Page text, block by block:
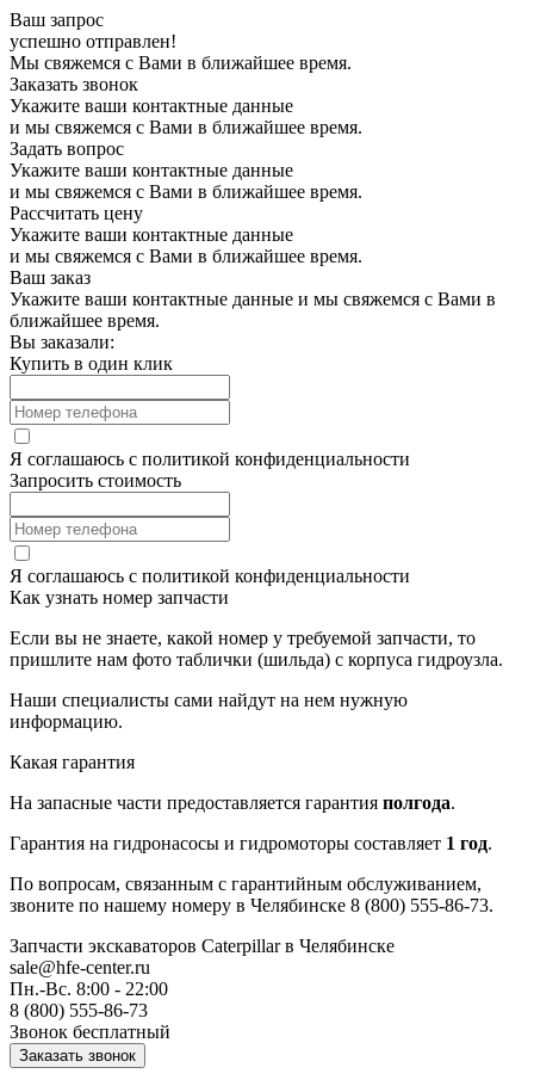
Ваш запрос
успешно отправлен!
Мы свяжемся с Вами в ближайшее время.
Заказать звонок
Укажите ваши контактные данные
и мы свяжемся с Вами в ближайшее время.
Задать вопрос
Укажите ваши контактные данные
и мы свяжемся с Вами в ближайшее время.
Рассчитать цену
Укажите ваши контактные данные
и мы свяжемся с Вами в ближайшее время.
Ваш заказ
Укажите ваши контактные данные и мы свяжемся с Вами в
ближайшее время.
Вы заказали:
Купить в один клик
Я соглашаюсь с политикой конфиденциальности
Запросить стоимость
Я соглашаюсь с политикой конфиденциальности
Как узнать номер запчасти
Если вы не знаете, какой номер у требуемой запчасти, то
пришлите нам фото таблички (шильда) с корпуса гидроузла.
Наши специалисты сами найдут на нем нужную
информацию.
Какая гарантия
На запасные части предоставляется гарантия полгода.
Гарантия на гидронасосы и гидромоторы составляет 1 год.
По вопросам, связанным с гарантийным обслуживанием,
звоните по нашему номеру в Челябинске 8 (800) 555-86-73.
Запчасти экскаваторов Caterpillarв Челябинске
sale@hfe-center.ru
Пн.-Вс. 8:00 - 22:00
8 (800) 555-86-73
Звонок бесплатный